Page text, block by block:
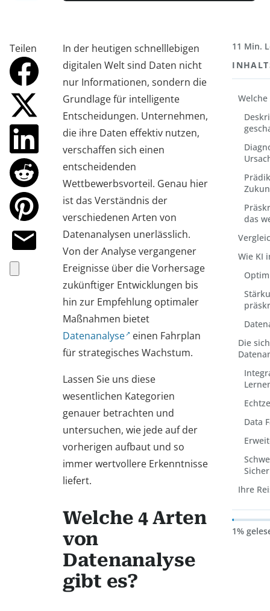
Teilen
In der heutigen schnelllebigen
digitalen Welt sind Daten nicht
nur Informationen, sondern die
Grundlage für intelligente
Entscheidungen. Unternehmen,
die ihre Daten effektiv nutzen,
verschaffen sich einen
entscheidenden
Wettbewerbsvorteil. Genau hier
ist das Verständnis der
verschiedenen Arten von
Datenanalysen unerlässlich.
Von der Analyse vergangener
Ereignisse über die Vorhersage
zukünftiger Entwicklungen bis
hin zur Empfehlung optimaler
Maßnahmen bietet
Datenanalyse
einen Fahrplan
für strategisches Wachstum.
Lassen Sie uns diese
wesentlichen Kategorien
genauer betrachten und
untersuchen, wie jede auf der
vorherigen aufbaut und so
immer wertvollere Erkenntnisse
liefert.
Welche 4 Arten
von
Datenanalyse
gibt es?
11 Min.
das
Wie KI
Die
Data
Ihre
1%